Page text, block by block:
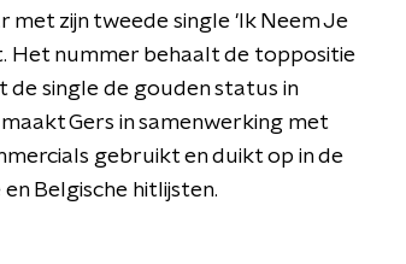
met zijn tweede single 'Ik Neem Je
Het nummer behaalt de toppositie
de single de gouden status in
Gers in samenwerking met
gebruikt en duikt op in de
Belgische hitlijsten.